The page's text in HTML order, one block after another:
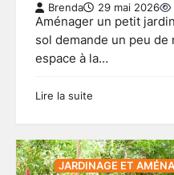
Brenda 29 mai 2026
Aménager un petit
sol demande un peu
espace à la…
Lire la suite
JARDINAGE ET